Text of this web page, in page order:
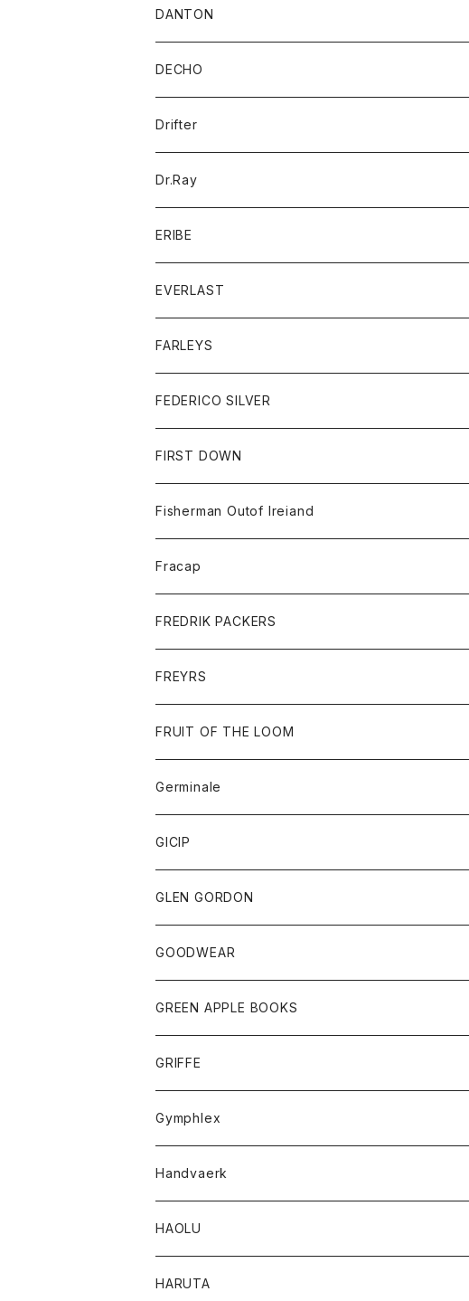
Tシャツ
パーカー
ブラウス
ウォレット
カードケース
バッグ
DANTON
アウター
コート
ジャケット
アクセサリー
バッグ
キッズ
シャツ
Tシャツ
グッズ
帽子
トップス
シャツ
セーター
ボトム
ショートパンツ
パンツ
レディース
コート
ジャケット
Tシャツ
ボトム
DECHO
帽子
Drifter
Dr.Ray
ERIBE
ニット
EVERLAST
トップス
ジャケット
スエットシャツ
ボトム
スエットパンツ
グッズ
帽子
FARLEYS
FEDERICO SILVER
アクセサリー
FIRST DOWN
Fisherman Outof Ireiand
ニット
Fracap
グッズ
靴
FREDRIK PACKERS
アクセサリー
バッグ
FREYRS
サングラス
FRUIT OF THE LOOM
アウター
パーカー
グッズ
ネクタイ
チーフ
トップス
シャツ
タンクトップ
ボトム
ショートパンツ
スカート
レディース
スカート
Tシャツ
Germinale
靴
サンダル
GICIP
トップス
Tシャツ
GLEN GORDON
グッズ
手袋
GOODWEAR
トップス
Tシャツ
GREEN APPLE BOOKS
GRIFFE
Gymphlex
アウター
カーディガン
コート
トップス
シャツ
レディース
Handvaerk
トップス
Tシャツ
HAOLU
HARUTA